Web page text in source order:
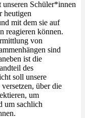
Schüler*innen
heutigen
mit dem sie auf
reagieren können.
von
sind
ist die
des
soll unsere
über die
um
um sachlich